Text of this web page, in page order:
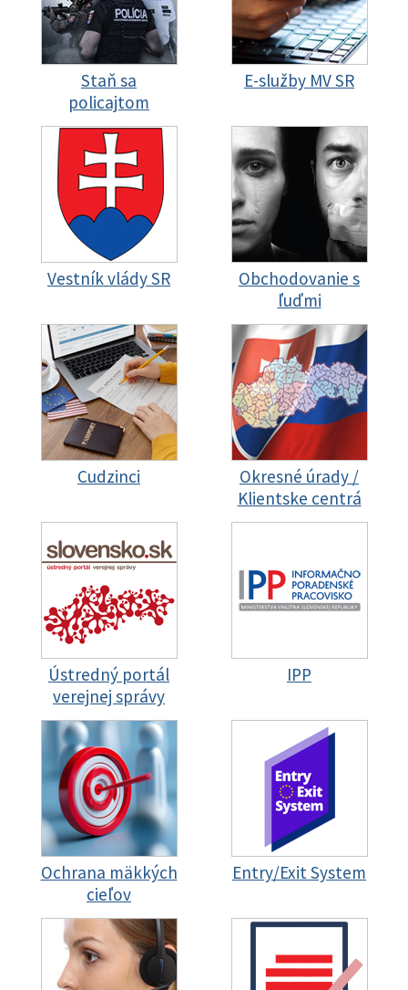
Staň sa
policajtom
E-služby MV SR
Vestník vlády SR
Obchodovanie s
ľuďmi
Cudzinci
Okresné úrady /
Klientske centrá
Ústredný portál
verejnej správy
IPP
Ochrana mäkkých
cieľov
Entry/Exit System